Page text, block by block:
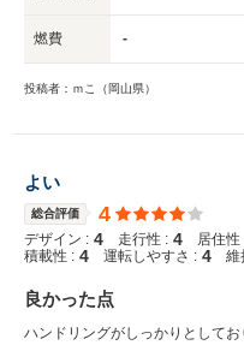
燃費 -
投稿者：ｍこ（岡山県）
よい
総合評価 4
デザイン : 4 走行性 : 4 居住性
積載性 : 4 運転しやすさ : 4 維
良かった点
ハンドリングがしっかりとして